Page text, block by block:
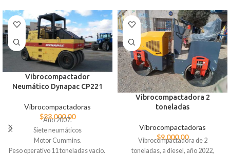
Vibrocompactador
Neumático Dynapac CP221
Vibrocompactadoras
$33.000,00
Año 2007.
Siete neumáticos
Motor Cummins.
Peso operativo 11 toneladas vacío.
Vibrocompactadora 2
toneladas
Vibrocompactadoras
$9.000,00
Vibrocompactadora de 2
toneladas, a diesel, año 2022,